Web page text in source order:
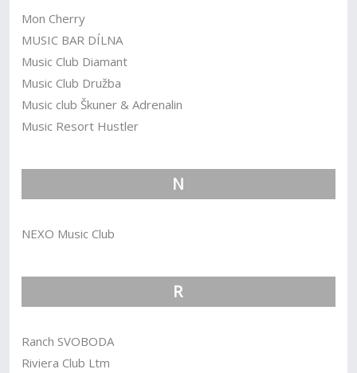
Mon Cherry
MUSIC BAR DÍLNA
Music Club Diamant
Music Club Družba
Music club Škuner & Adrenalin
Music Resort Hustler
N
NEXO Music Club
R
Ranch SVOBODA
Riviera Club Ltm